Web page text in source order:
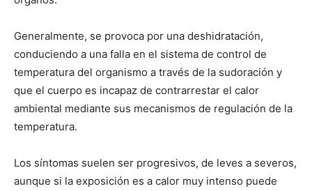
Generalmente, se provoca por una deshidratación,
conduciendo a una falla en el sistema de control de
temperatura del organismo a través de la sudoración y
que el cuerpo es incapaz de contrarrestar el calor
ambiental mediante sus mecanismos de regulación de la
temperatura.
Los síntomas suelen ser progresivos, de leves a severos,
aunque si la exposición es a calor muy intenso puede